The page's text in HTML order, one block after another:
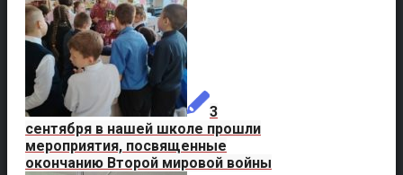
3
сентября в нашей школе прошли
мероприятия, посвященные
окончанию Второй мировой войны